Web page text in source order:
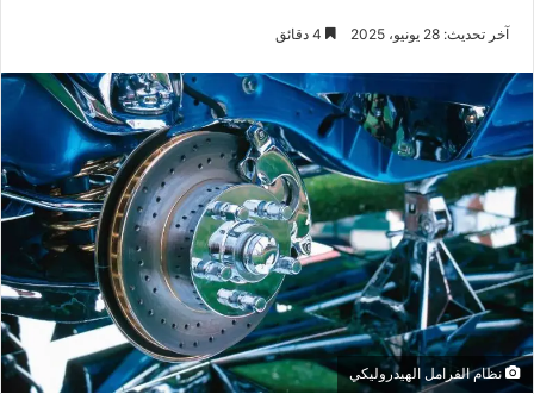
آخر تحديث: 28 يونيو، 2025
نظام الفرامل الهيدروليكي